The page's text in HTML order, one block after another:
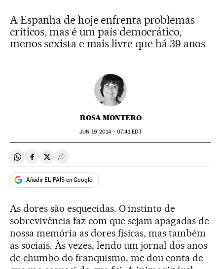
A Espanha de hoje enfrenta problemas
críticos, mas é um país democrático,
menos sexista e mais livre que há 39 anos
ROSA MONTERO
JUN 19, 2014 - 07:41EDT
Compartir en Whatsapp
Compartir en Facebook
Compartir en Twitter
Desplegar Redes Sociales
Añadir EL PAÍS en Google
As dores são esquecidas. O instinto de
sobrevivência faz com que sejam apagadas de
nossa memória as dores físicas, mas também
as sociais. Às vezes, lendo um jornal dos anos
de chumbo do franquismo, me dou conta de